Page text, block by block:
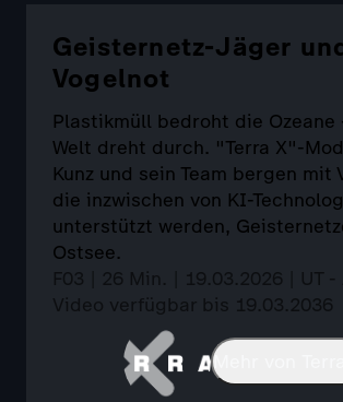
Geisternetz-Jäger
Vogelnot
Plastikmüll bedroht die Ozeane
Welt dreht durch. "Terra X"-
Kunz und sein Team bergen mit
die inzwischen von KI-
unterstützt werden,
Ostsee.
F03 | 26 Min. | 19.03.2026 | UT -
Video verfügbar bis 19.03.2036
Mehr von